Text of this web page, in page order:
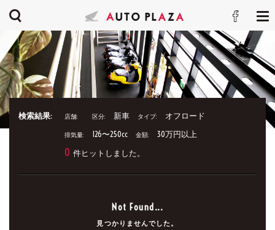
検索結果: 店舗: 区分: 新車 タイプ: オフロード
排気量: 126〜250cc 金額: 30万円以上
0 件ヒットしました。
Not Found...
見つかりませんでした。